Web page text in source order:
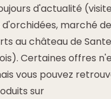
d'actualité
marché de
au château de
Certaines offres
vous pouvez
sur